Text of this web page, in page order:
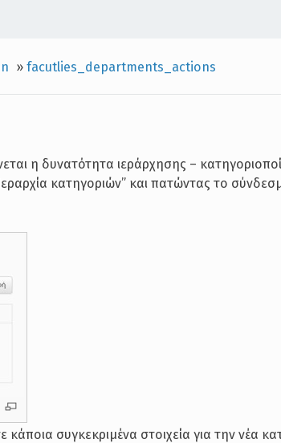
» facutlies_departments_actions
η δυνατότητα ιεράρχησης –
κατηγοριών” και πατώντας το
συγκεκριμένα στοιχεία για την νέα